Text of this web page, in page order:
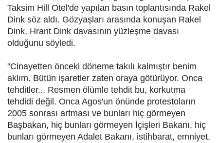
Taksim Hill Otel'de yapılan basın toplantısında Rakel
Dink söz aldı. Gözyaşları arasında konuşan Rakel
Dink, Hrant Dink davasının yüzleşme davası
olduğunu söyledi.
"Cinayetten önceki döneme takılı kalmıştır benim
aklım. Bütün işaretler zaten oraya götürüyor. Onca
tehditler... Resmen ölümle tehdit bu, korkutma
tehdidi değil. Onca Agos'un önünde protestoların
2005 sonrası artması ve bunları hiç görmeyen
Başbakan, hiç bunları görmeyen İçişleri Bakanı, hiç
bunları görmeyen Adalet Bakanı, istihbarat, emniyet,